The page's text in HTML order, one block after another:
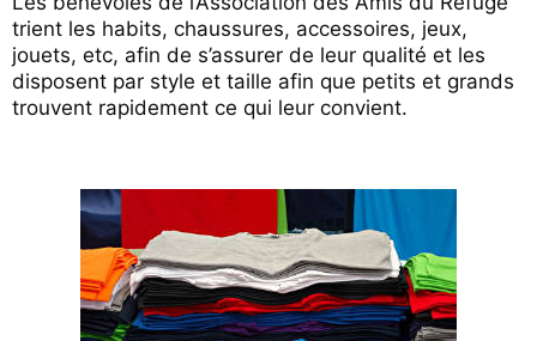
trient les habits, chaussures, accessoires, jeux,
jouets, etc, afin de s’assurer de leur qualité et les
disposent par style et taille afin que petits et grands
trouvent rapidement ce qui leur convient.